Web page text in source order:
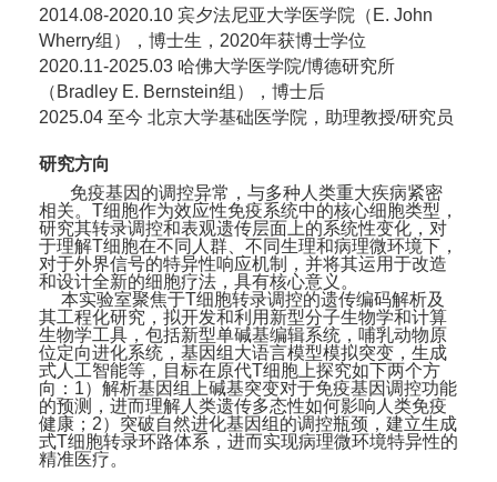
2014.08-2020.10 宾夕法尼亚大学医学院（E. John
Wherry组），博士生，2020年获博士学位
2020.11-2025.03 哈佛大学医学院/博德研究所
（Bradley E. Bernstein组），博士后
2025.04 至今 北京大学基础医学院，助理教授/研究员
研究方向
免疫基因的调控异常，与多种人类重大疾病紧密
相关。T细胞作为效应性免疫系统中的核心细胞类型，
研究其转录调控和表观遗传层面上的系统性变化，对
于理解T细胞在不同人群、不同生理和病理微环境下，
对于外界信号的特异性响应机制，并将其运用于改造
和设计全新的细胞疗法，具有核心意义。
本实验室聚焦于T细胞转录调控的遗传编码解析及
其工程化研究，拟开发和利用新型分子生物学和计算
生物学工具，包括新型单碱基编辑系统，哺乳动物原
位定向进化系统，基因组大语言模型模拟突变，生成
式人工智能等，目标在原代T细胞上探究如下两个方
向：1）解析基因组上碱基突变对于免疫基因调控功能
的预测，进而理解人类遗传多态性如何影响人类免疫
健康；2）突破自然进化基因组的调控瓶颈，建立生成
式T细胞转录环路体系，进而实现病理微环境特异性的
精准医疗。